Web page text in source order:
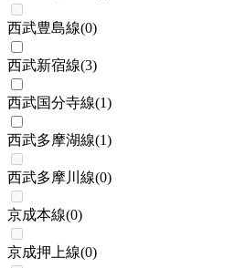
西武豊島線(0)
西武新宿線(3)
西武国分寺線(1)
西武多摩湖線(1)
西武多摩川線(0)
京成本線(0)
京成押上線(0)